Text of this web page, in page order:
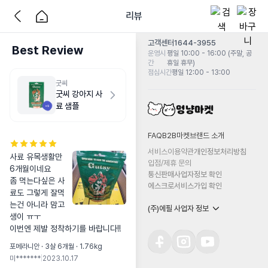
리뷰
Best Review
굿씨
굿씨 강아지 사
료 샘플
사료 유목생활만
6개월이네요
좀 먹는다싶은 사
료도 그렇게 잘먹
는건 아니라 맘고
생이 ㅠㅜ
이번엔 제발 정착하기를 바랍니다!!
포메라니안 · 3살 6개월 · 1.76kg
미******* 2023.10.17
고객센터1644-3955
운영시
간
평일 10:00 - 16:00 (주말, 공
휴일 휴무)
점심시간평일 12:00 - 13:00
FAQB2B마켓 브랜드 소개
서비스이용약관개인정보처리방침
입점/제휴 문의
통신판매사업자정보 확인
에스크로서비스가입 확인
(주)에필 사업자 정보